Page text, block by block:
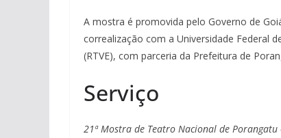
A mostra é promovida pelo Governo de
correalização com a Universidade Federal
(RTVE), com parceria da Prefeitura de
Serviço
21ª Mostra de Teatro Nacional de Porangatu